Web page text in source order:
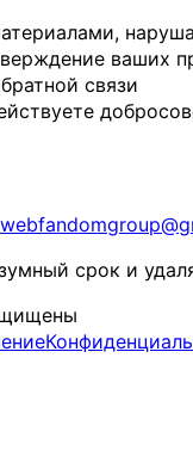
ваших
связи
срок и